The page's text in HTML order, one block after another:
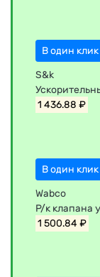
В один клик
S&k
1 436.88 ₽
В один клик
Wabco
Р/к клапана
1 500.84 ₽